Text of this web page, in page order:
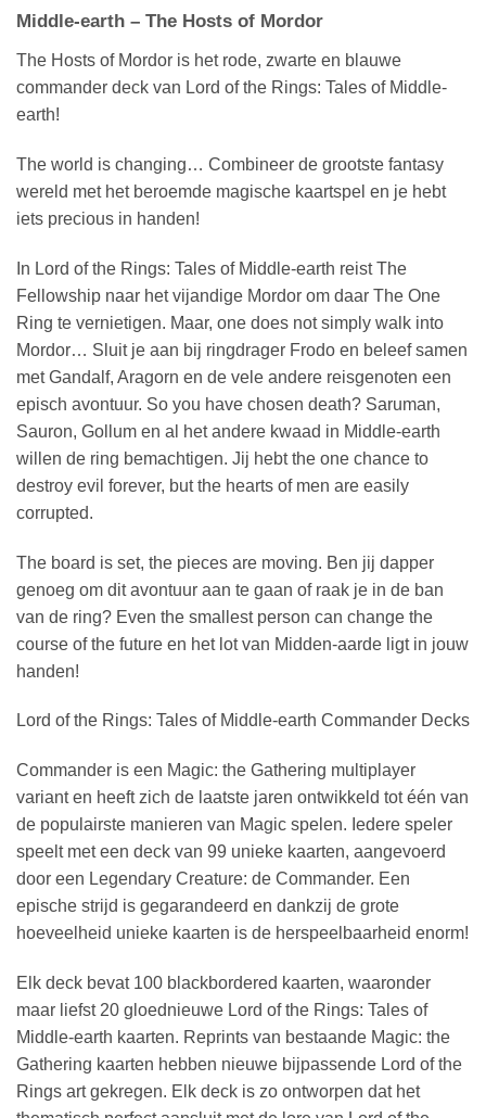
Middle-earth – The Hosts of Mordor
The Hosts of Mordor is het rode, zwarte en blauwe
commander deck van Lord of the Rings: Tales of Middle-
earth!
The world is changing… Combineer de grootste fantasy
wereld met het beroemde magische kaartspel en je hebt
iets precious in handen!
In Lord of the Rings: Tales of Middle-earth reist The
Fellowship naar het vijandige Mordor om daar The One
Ring te vernietigen. Maar, one does not simply walk into
Mordor… Sluit je aan bij ringdrager Frodo en beleef samen
met Gandalf, Aragorn en de vele andere reisgenoten een
episch avontuur. So you have chosen death? Saruman,
Sauron, Gollum en al het andere kwaad in Middle-earth
willen de ring bemachtigen. Jij hebt the one chance to
destroy evil forever, but the hearts of men are easily
corrupted.
The board is set, the pieces are moving. Ben jij dapper
genoeg om dit avontuur aan te gaan of raak je in de ban
van de ring? Even the smallest person can change the
course of the future en het lot van Midden-aarde ligt in jouw
handen!
Lord of the Rings: Tales of Middle-earth Commander Decks
Commander is een Magic: the Gathering multiplayer
variant en heeft zich de laatste jaren ontwikkeld tot één van
de populairste manieren van Magic spelen. Iedere speler
speelt met een deck van 99 unieke kaarten, aangevoerd
door een Legendary Creature: de Commander. Een
epische strijd is gegarandeerd en dankzij de grote
hoeveelheid unieke kaarten is de herspeelbaarheid enorm!
Elk deck bevat 100 blackbordered kaarten, waaronder
maar liefst 20 gloednieuwe Lord of the Rings: Tales of
Middle-earth kaarten. Reprints van bestaande Magic: the
Gathering kaarten hebben nieuwe bijpassende Lord of the
Rings art gekregen. Elk deck is zo ontworpen dat het